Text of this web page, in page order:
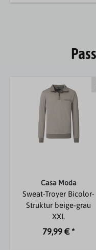
Casa Moda
Sweat-Troyer Bicolor-
Struktur beige-grau
XXL
79,99 € *